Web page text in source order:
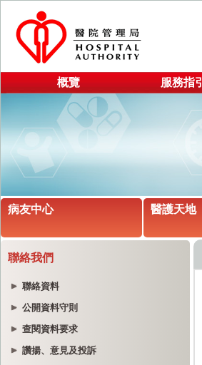
概覽 服務指引
病友中心 醫護天地
聯絡我們
聯絡資料
公開資料守則
查閱資料要求
讚揚、意見及投訴